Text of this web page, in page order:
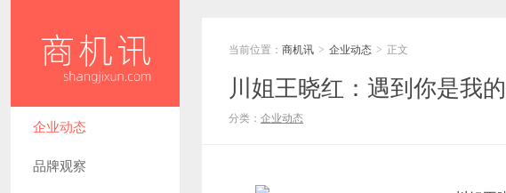
企业动态
品牌观察
当前位置： 商机讯 > 企业动态 > 正文
川姐王晓红：遇到你是我
分类： 企业动态